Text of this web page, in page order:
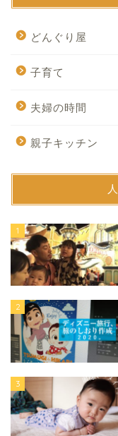
どんぐり屋
子育て
夫婦の時間
親子キッチン
1
2
3